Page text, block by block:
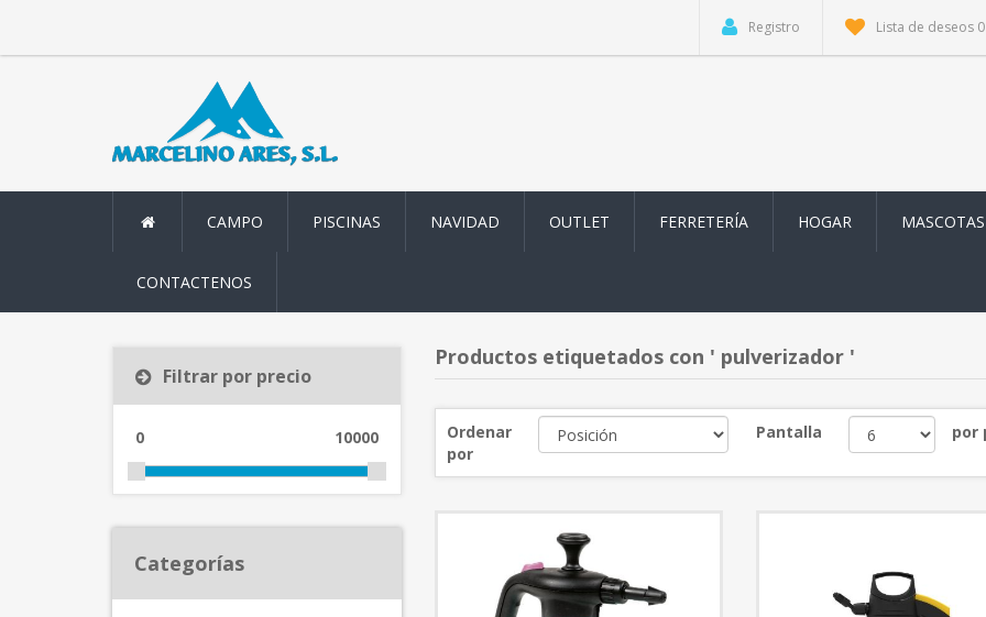
Registro Lista de deseos 0
CAMPO PISCINAS NAVIDAD OUTLET FERRETERÍA HOGAR MASCOTAS
CONTACTENOS
Productos etiquetados con ' pulverizador '
Ordenar
por
Pantalla por
Filtrar por precio
0 10000
Categorías